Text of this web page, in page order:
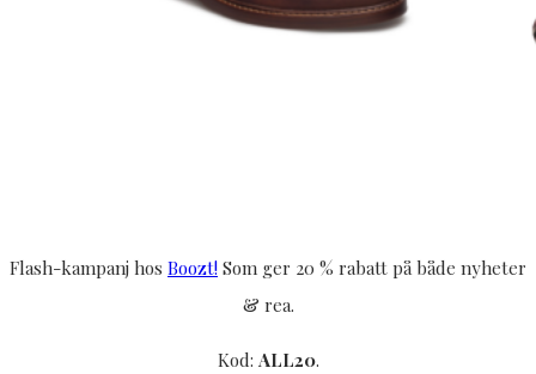
Flash-kampanj hos Boozt! Som ger 20 % rabatt på både nyheter
& rea.
Kod: ALL20.